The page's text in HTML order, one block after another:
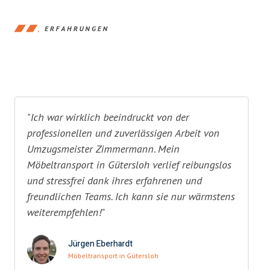
ERFAHRUNGEN
"Ich war wirklich beeindruckt von der
professionellen und zuverlässigen Arbeit von
Umzugsmeister Zimmermann. Mein
Möbeltransport in Gütersloh verlief reibungslos
und stressfrei dank ihres erfahrenen und
freundlichen Teams. Ich kann sie nur wärmstens
weiterempfehlen!"
Jürgen Eberhardt
Möbeltransport in Gütersloh